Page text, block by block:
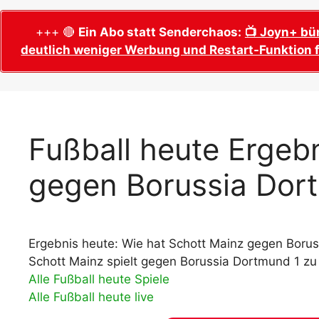
Wer wird Fußball-Weltmeister 2026?
Alle WM 2026 Trainer
Adidas Trionda: offizielle WM 2026
Spielball
Alle Nationalspieler der FIFA Fußball WM
WM 2026 Qualifikation in Europa: Tabelle
& Spielplan
WM 2026
Termine,
WM 2026
WM 2026
Spielort
Fußball WM
Ausfüllen &
+++ 🔴 Ein Abo statt Senderchaos: 📺 Joyn+
deutlich weniger Werbung und Restart-
Fußball heute
gegen Borussia
Ergebnis heute: Wie hat Schott Mainz gegen
Schott Mainz spielt gegen Borussia Dortmund 1
Alle Fußball heute Spiele
Alle Fußball heute live